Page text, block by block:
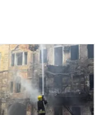
дрони
на оренду
з парламентарів